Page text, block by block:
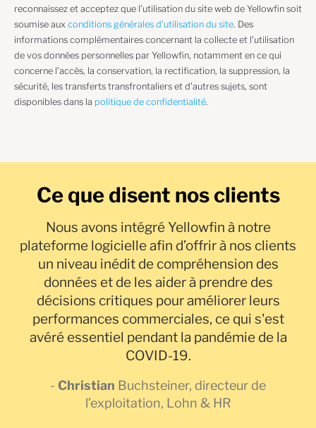
reconnaissez et acceptez que l’utilisation du site web de Yellowfin soit
soumise aux conditions générales d’utilisation du site. Des
informations complémentaires concernant la collecte et l’utilisation
de vos données personnelles par Yellowfin, notamment en ce qui
concerne l’accès, la conservation, la rectification, la suppression, la
sécurité, les transferts transfrontaliers et d’autres sujets, sont
disponibles dans la politique de confidentialité.
Ce que disent nos clients
Nous avons intégré Yellowfin à notre
plateforme logicielle afin d’offrir à nos clients
un niveau inédit de compréhension des
données et de les aider à prendre des
décisions critiques pour améliorer leurs
performances commerciales, ce qui s'est
avéré essentiel pendant la pandémie de la
COVID-19.
- Christian Buchsteiner, directeur de
l’exploitation, Lohn & HR